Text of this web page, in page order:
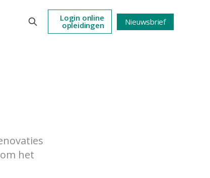
Login online
opleidingen Nieuwsbrief
het